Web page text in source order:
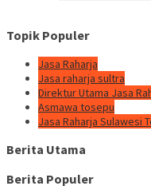
Topik Populer
Jasa Raharja
Jasa raharja sultra
Direktur Utama Jasa
Asmawa tosepu
Jasa Raharja Sulawesi
Berita Utama
Berita Populer